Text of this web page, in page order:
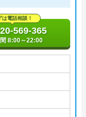
は電話相談！
569-365
8:00～22:00